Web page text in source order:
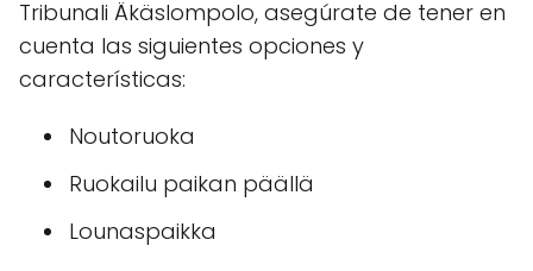
Tribunali Äkäslompolo, asegúrate de tener en
cuenta las siguientes opciones y
características:
Noutoruoka
Ruokailu paikan päällä
Lounaspaikka